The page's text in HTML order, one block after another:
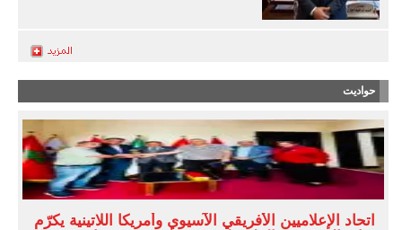
حواديت
اتحاد الإعلاميين الأفريقي الآسيوي وأمريكا اللاتينية يكرّم